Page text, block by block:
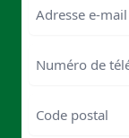
de
postal